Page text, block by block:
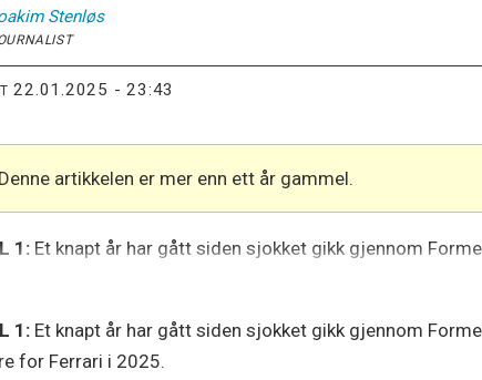
Stenløs
22.01.2025 - 23:43
artikkelen er mer enn ett år gammel.
1: Et knapt år har gått siden sjokket gikk gjennom
1: Et knapt år har gått siden sjokket gikk gjennom
for Ferrari i 2025.